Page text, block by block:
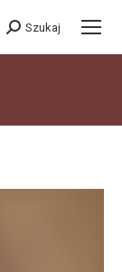
Szukaj:
Szukaj